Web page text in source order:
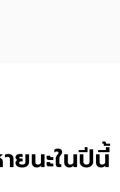
ยนะในปีนี้